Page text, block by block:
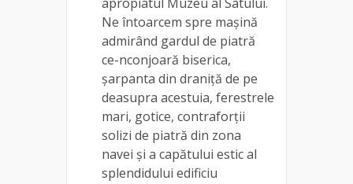
Ne întoarcem spre mașină
admirând gardul de piatră
ce-nconjoară biserica,
șarpanta din draniță de pe
deasupra acestuia, ferestrele
mari, gotice, contraforții
solizi de piatră din zona
navei și a capătului estic al
splendidului edificiu